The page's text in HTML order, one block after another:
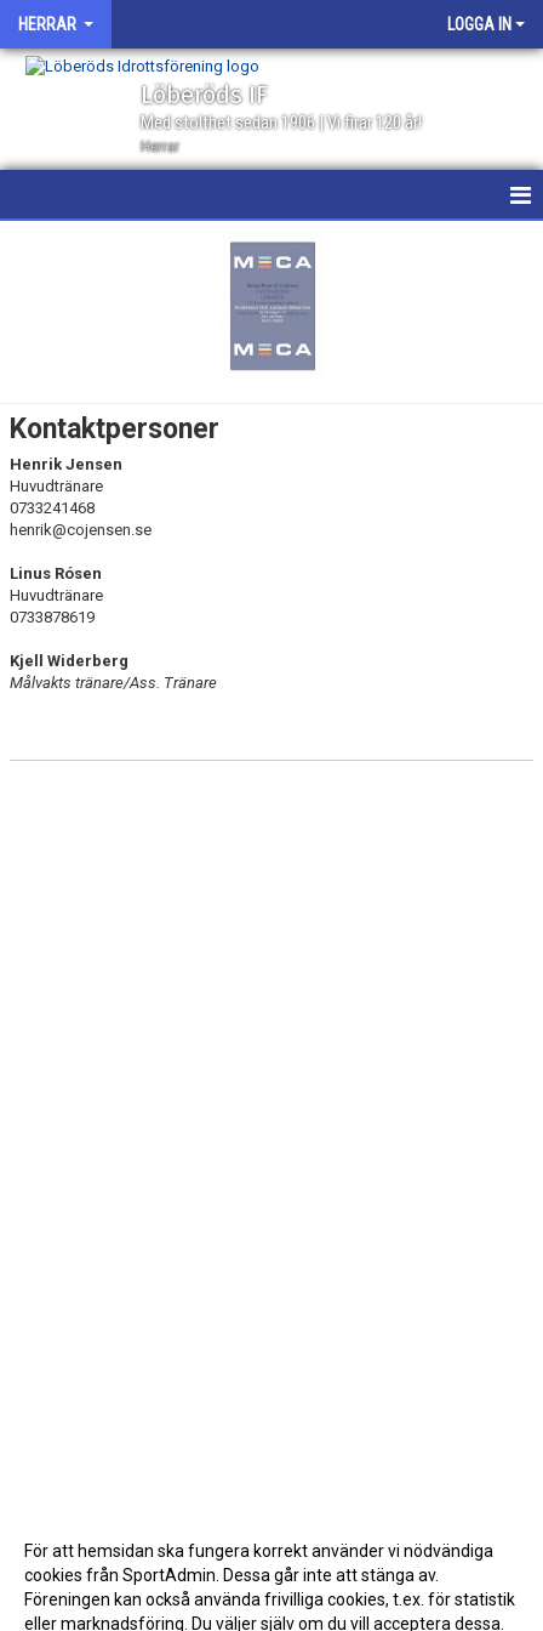
HERRAR LOGGA IN
Löberöds IF
Med stolthet sedan 1906 | Vi firar 120 år!
Herrar
TRUPPEN
BILDGALLERI
KONTAKT
Kontaktpersoner
Henrik Jensen
Huvudtränare
0733241468
henrik@cojensen.se
Linus Rósen
Huvudtränare
0733878619
Kjell Widerberg
Målvakts tränare/Ass. Tränare
För att hemsidan ska fungera korrekt använder vi nödvändiga
cookies från SportAdmin. Dessa går inte att stänga av.
Föreningen kan också använda frivilliga cookies, t.ex. för statistik
eller marknadsföring. Du väljer själv om du vill acceptera dessa.